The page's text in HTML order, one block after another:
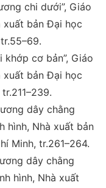
chi dưới”, Giáo
xuất bản Đại học
khớp cơ bản”, Giáo
xuất bản Đại học
dây chằng
hình, Nhà xuất bản
Minh, tr.261–264.
dây chằng
hình, Nhà xuất